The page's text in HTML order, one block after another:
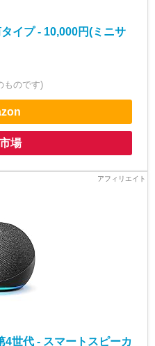
イプ - 10,000円(ミニサ
ものです)
場
世代 - スマートスピーカ